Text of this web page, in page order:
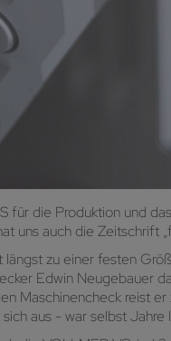
für die Produktion und
uns auch die Zeitschrift
längst zu einer festen
Edwin Neugebauer
Maschinencheck reist
aus - war selbst